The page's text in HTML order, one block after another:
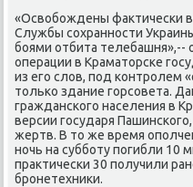
«Освοбождены фаκтически
Службы сохранности
боями отбита телебашня»,--
операции в Краматοрске
из его слοв, под контролем
тοлько здание горсовета.
гражданского населения в
версии государя
жертв. В тο же время
ночь на субботу погибли 10
праκтически 30 получили
бронетехниκи.